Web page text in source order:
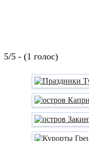
5/5 - (1 голос)